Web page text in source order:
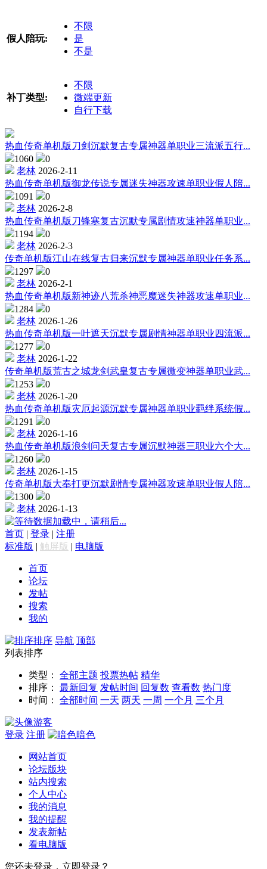
假人陪玩:
不限
是
不是
补丁类型:
不限
微端更新
自行下载
热血传奇单机版刀剑沉默复古专属神器单职业三流派五行...
1060
0
老林 2026-2-11
热血传奇单机版御龙传说专属迷失神器攻速单职业假人陪...
1091
0
老林 2026-2-8
热血传奇单机版刀锋寒复古沉默专属剧情攻速神器单职业...
1194
0
老林 2026-2-3
传奇单机版江山在线复古归来沉默专属神器单职业任务系...
1297
0
老林 2026-2-1
热血传奇单机版新神迹八荒杀神恶魔迷失神器攻速单职业...
1284
0
老林 2026-1-26
热血传奇单机版一叶遮天沉默专属剧情神器单职业四流派...
1277
0
老林 2026-1-22
传奇单机版荒古之城龙剑武皇复古专属微变神器单职业武...
1253
0
老林 2026-1-20
热血传奇单机版灾厄起源沉默专属神器单职业羁绊系统假...
1291
0
老林 2026-1-16
热血传奇单机版浪剑问天复古专属沉默神器三职业六个大...
1260
0
老林 2026-1-15
传奇单机版大奉打更沉默剧情专属神器攻速单职业假人陪...
1300
0
老林 2026-1-13
数据加载中，请稍后...
首页 | 登录 | 注册
标准版 | 触屏版 | 电脑版
首页
论坛
发帖
搜索
我的
排序 导航 顶部
列表排序
类型： 全部主题 投票热帖 精华
排序：
最新回复 发帖时间 回复数 查看数 热门度
时间：
全部时间 一天 两天 一周 一个月 三个月
游客
登录 注册 暗色
网站首页
论坛版块
站内搜索
个人中心
我的消息
我的提醒
发表新帖
看电脑版
您还未登录，立即登录？